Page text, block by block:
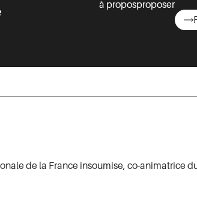
à proposproposer
de la France insoumise, co-animatrice